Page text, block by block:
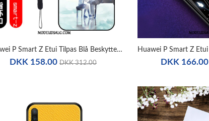
Huawei P Smart Z Etui Tilpas Blå Beskyttelse Trend Mønster
DKK 158.00 DKK 312.00 DKK 166.00